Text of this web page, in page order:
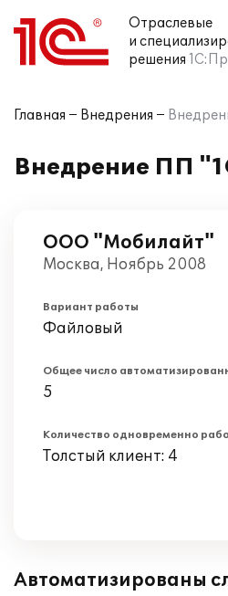
Отраслевые
и
решения
Главная Внедрения
Внедрение ПП
ООО "Мобилайт"
Москва, Ноябрь 2008
Вариант работы
Файловый
Общее число
5
Количество одновременно
Толстый клиент: 4
Автоматизированы